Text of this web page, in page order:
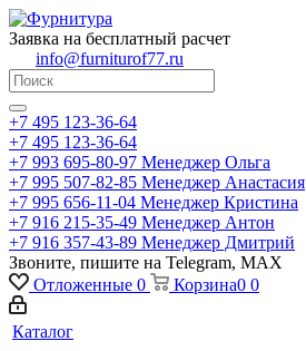
Заявка на бесплатный расчет
info@furniturof77.ru
+7 495 123-36-64
+7 495 123-36-64
+7 993 695-80-97 Менеджер Ольга
+7 995 507-82-85 Менеджер Анастасия
+7 995 656-11-04 Менеджер Кристина
+7 916 215-35-49 Менеджер Антон
+7 916 357-43-89 Менеджер Дмитрий
Звоните, пишите на Telegram, MAX
Отложенные 0 Корзина0 0
Каталог